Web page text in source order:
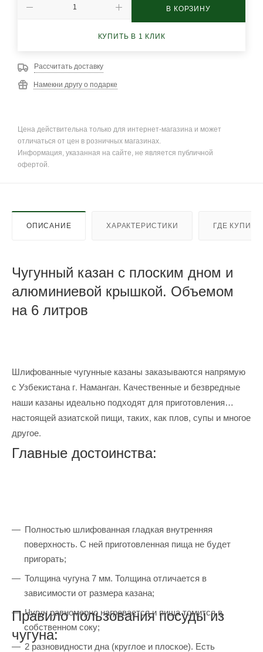
В КОРЗИНУ
КУПИТЬ В 1 КЛИК
Рассчитать доставку
Намекни другу о подарке
Цена действительна только для интернет-магазина и может
отличаться от цен в розничных магазинах.
Информация, указанная на сайте, не является публичной
офертой.
ОПИСАНИЕ ХАРАКТЕРИСТИКИ ГДЕ КУПИТЬ
Чугунный казан с плоским дном и
алюминиевой крышкой. Объемом
на 6 литров
Шлифованные чугунные казаны заказываются напрямую
с Узбекистана г. Наманган. Качественные и безвредные
наши казаны идеально подходят для приготовления
настоящей азиатской пищи, таких, как плов, супы и многое
другое.
Главные достоинства:
Полностью шлифованная гладкая внутренняя
поверхность. С ней приготовленная пища не будет
пригорать;
Толщина чугуна 7 мм. Толщина отличается в
зависимости от размера казана;
Чугун равномерно нагревается и пища томится в
собственном соку;
2 разновидности дна (круглое и плоское). Есть
Правило пользования посуды из
чугуна: